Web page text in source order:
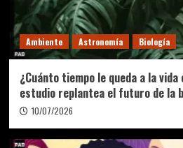
Ambiente Astronomía Biología
¿Cuánto tiempo le queda a la
estudio replantea el futuro de la
10/07/2026